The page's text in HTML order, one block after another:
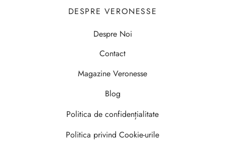
DESPRE VERONESSE
Despre Noi
Contact
Magazine Veronesse
Blog
Politica de confidențialitate
Politica privind Cookie-urile